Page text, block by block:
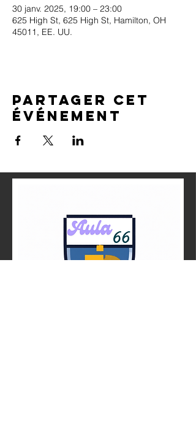
30 janv. 2025, 19:00 – 23:00
625 High St, 625 High St, Hamilton, OH
45011, EE. UU.
Partager cet
événement